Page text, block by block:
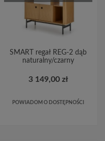
SMART regał REG-2 dąb
naturalny/czarny
3 149,00 zł
POWIADOM O DOSTĘPNOŚCI